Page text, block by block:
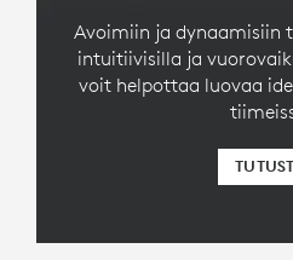
Avoimiin ja dynaamisiin
intuitiivisilla ja
voit helpottaa luovaa